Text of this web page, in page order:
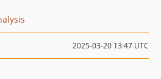
2025-03-20 13:47 UTC